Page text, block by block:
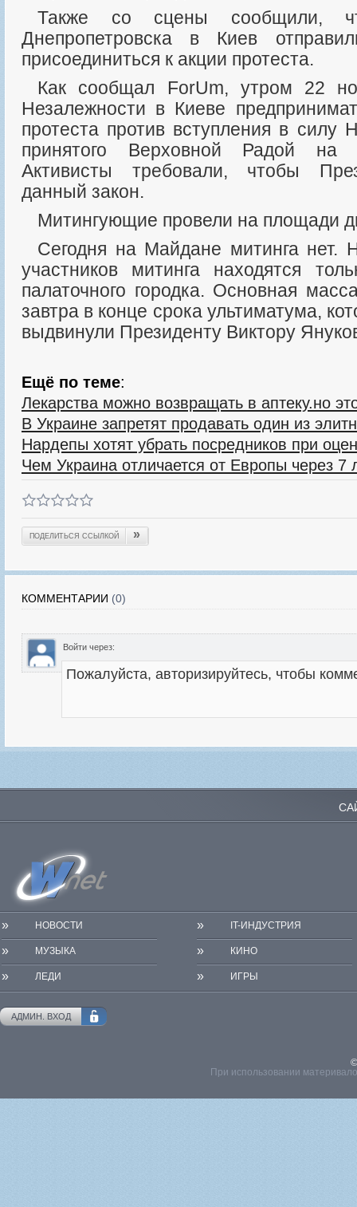
Также со сцены сообщили, что в среду из
Днепропетровска в Киев
присоединиться к акции протеста.
Как сообщал ForUm, утром 22 ноября на Майдане
Незалежности в Киеве
протеста против вступления в силу
принятого Верховной Радой на
Активисты требовали, чтобы
данный закон.
Митингующие провели на площади
Сегодня на Майдане митинга нет. Несколько десятков
участников митинга находятся
палаточного городка. Основная
завтра в конце срока ультиматума,
выдвинули Президенту Виктору
Ещё по теме:
Лекарства можно возвращать в аптеку.но
В Украине запретят продавать один из
Нардепы хотят убрать посредников при
Чем Украина отличается от Европы через 7
ПОДЕЛИТЬСЯ ССЫЛКОЙ »
КОММЕНТАРИИ (0)
Войти через:
» НОВОСТИ » IT-ИНДУСТРИЯ
» МУЗЫКА » КИНО
» ЛЕДИ » ИГРЫ
АДМИН. ВХОД
При использовании